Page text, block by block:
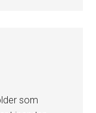
som